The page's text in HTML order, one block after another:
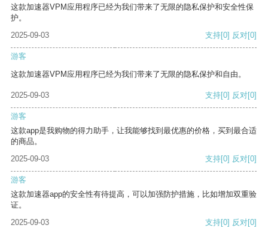
这款加速器VPM应用程序已经为我们带来了无限的隐私保护和安全性保
护。
2025-09-03
支持[0] 反对[0]
游客
这款加速器VPM应用程序已经为我们带来了无限的隐私保护和自由。
2025-09-03 支持[0] 反对[0]
游客
这款app是我购物的得力助手，让我能够找到最优惠的价格，买到最合适
的商品。
2025-09-03
支持[0] 反对[0]
游客
这款加速器app的安全性有待提高，可以加强防护措施，比如增加双重验
证。
2025-09-03
支持[0] 反对[0]